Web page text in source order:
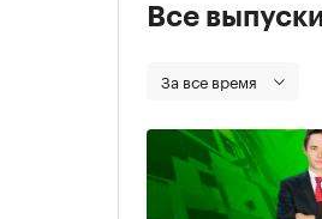
Все
За все время